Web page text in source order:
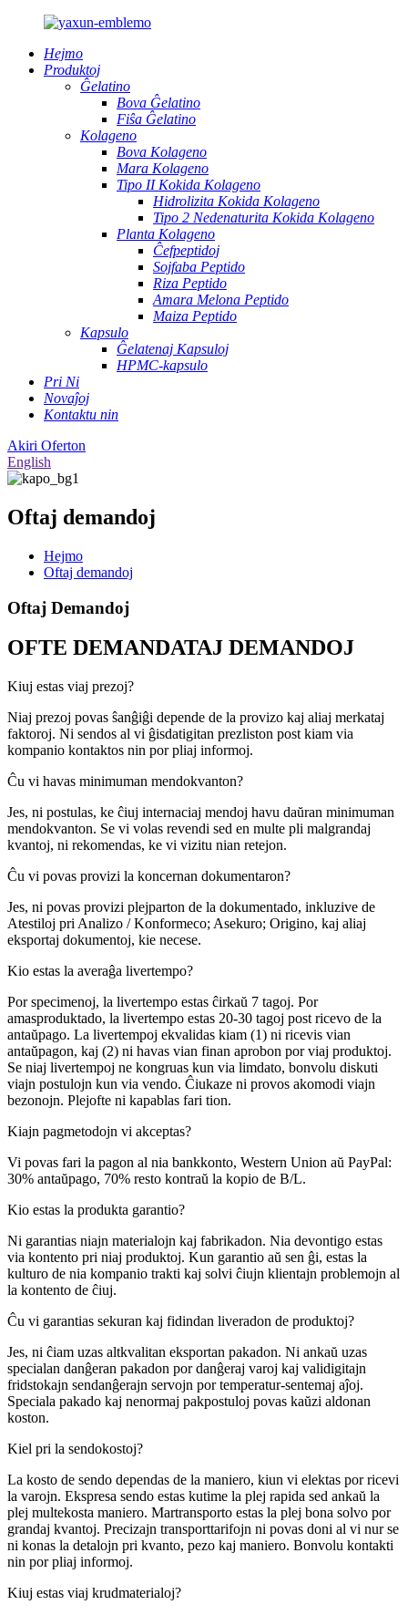
Hejmo
Produktoj
Ĝelatino
Bova Ĝelatino
Fiŝa Ĝelatino
Kolageno
Bova Kolageno
Mara Kolageno
Tipo II Kokida Kolageno
Hidrolizita Kokida Kolageno
Tipo 2 Nedenaturita Kokida Kolageno
Planta Kolageno
Ĉefpeptidoj
Sojfaba Peptido
Riza Peptido
Amara Melona Peptido
Maiza Peptido
Kapsulo
Ĝelatenaj Kapsuloj
HPMC-kapsulo
Pri Ni
Novaĵoj
Kontaktu nin
Akiri Oferton
English
Oftaj demandoj
Hejmo
Oftaj demandoj
Oftaj Demandoj
OFTE DEMANDATAJ DEMANDOJ
Kiuj estas viaj prezoj?
Niaj prezoj povas ŝanĝiĝi depende de la provizo kaj aliaj merkataj
faktoroj. Ni sendos al vi ĝisdatigitan prezliston post kiam via
kompanio kontaktos nin por pliaj informoj.
Ĉu vi havas minimuman mendokvanton?
Jes, ni postulas, ke ĉiuj internaciaj mendoj havu daŭran minimuman
mendokvanton. Se vi volas revendi sed en multe pli malgrandaj
kvantoj, ni rekomendas, ke vi vizitu nian retejon.
Ĉu vi povas provizi la koncernan dokumentaron?
Jes, ni povas provizi plejparton de la dokumentado, inkluzive de
Atestiloj pri Analizo / Konformeco; Asekuro; Origino, kaj aliaj
eksportaj dokumentoj, kie necese.
Kio estas la averaĝa livertempo?
Por specimenoj, la livertempo estas ĉirkaŭ 7 tagoj. Por
amasproduktado, la livertempo estas 20-30 tagoj post ricevo de la
antaŭpago. La livertempoj ekvalidas kiam (1) ni ricevis vian
antaŭpagon, kaj (2) ni havas vian finan aprobon por viaj produktoj.
Se niaj livertempoj ne kongruas kun via limdato, bonvolu diskuti
viajn postulojn kun via vendo. Ĉiukaze ni provos akomodi viajn
bezonojn. Plejofte ni kapablas fari tion.
Kiajn pagmetodojn vi akceptas?
Vi povas fari la pagon al nia bankkonto, Western Union aŭ PayPal:
30% antaŭpago, 70% resto kontraŭ la kopio de B/L.
Kio estas la produkta garantio?
Ni garantias niajn materialojn kaj fabrikadon. Nia devontigo estas
via kontento pri niaj produktoj. Kun garantio aŭ sen ĝi, estas la
kulturo de nia kompanio trakti kaj solvi ĉiujn klientajn problemojn al
la kontento de ĉiuj.
Ĉu vi garantias sekuran kaj fidindan liveradon de produktoj?
Jes, ni ĉiam uzas altkvalitan eksportan pakadon. Ni ankaŭ uzas
specialan danĝeran pakadon por danĝeraj varoj kaj validigitajn
fridstokajn sendanĝerajn servojn por temperatur-sentemaj aĵoj.
Speciala pakado kaj nenormaj pakpostuloj povas kaŭzi aldonan
koston.
Kiel pri la sendokostoj?
La kosto de sendo dependas de la maniero, kiun vi elektas por ricevi
la varojn. Ekspresa sendo estas kutime la plej rapida sed ankaŭ la
plej multekosta maniero. Martransporto estas la plej bona solvo por
grandaj kvantoj. Precizajn transporttarifojn ni povas doni al vi nur se
ni konas la detalojn pri kvanto, pezo kaj maniero. Bonvolu kontakti
nin por pliaj informoj.
Kiuj estas viaj krudmaterialoj?